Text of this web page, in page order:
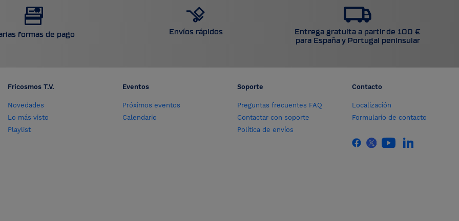
formas de pago Envíos rápidos
Entrega gratuita a partir de 100 €
para España y Portugal peninsular
Fricosmos T.V.
Novedades
Lo más visto
Playlist
Eventos
Próximos eventos
Calendario
Soporte
Preguntas frecuentes FAQ
Contactar con soporte
Política de envíos
Contacto
Localización
Formulario de contacto